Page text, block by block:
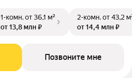
1-комн.от 36,1 м²
от 13,8 млн ₽
2-комн.от 43,2
от 14,4 млн ₽
Позвоните мне